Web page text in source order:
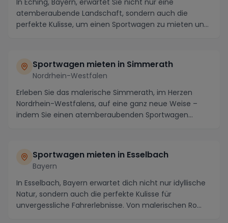
In Eching, Bayern, erwartet Sie nicht nur eine
atemberaubende Landschaft, sondern auch die
perfekte Kulisse, um einen Sportwagen zu mieten und
Sportwagen mieten in Simmerath
Nordrhein-Westfalen
Erleben Sie das malerische Simmerath, im Herzen
Nordrhein-Westfalens, auf eine ganz neue Weise –
indem Sie einen atemberaubenden Sportwagen
Sportwagen mieten in Esselbach
Bayern
In Esselbach, Bayern erwartet dich nicht nur idyllische
Natur, sondern auch die perfekte Kulisse für
unvergessliche Fahrerlebnisse. Von malerischen Ro...